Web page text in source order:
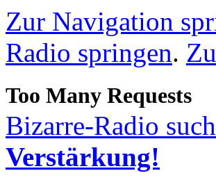
Zur Navigation
Radio springen.
Bizarre-Radio
Verstärkung!